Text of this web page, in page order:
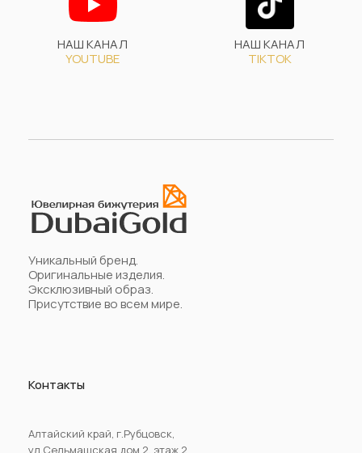
НАШ КАНАЛ
YOUTUBE
НАШ КАНАЛ
TIKTOK
Уникальный бренд.
Оригинальные изделия.
Эксклюзивный образ.
Присутствие во всем мире.
Контакты
Алтайский край, г.Рубцовск,
ул.Сельмашская дом 2, этаж 2